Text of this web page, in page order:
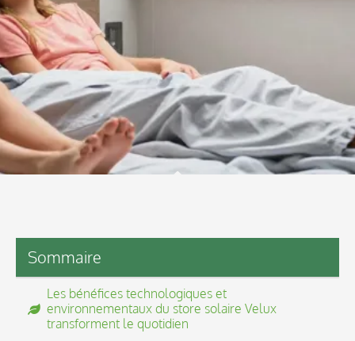
Sommaire
Les bénéfices technologiques et
environnementaux du store solaire Velux
transforment le quotidien